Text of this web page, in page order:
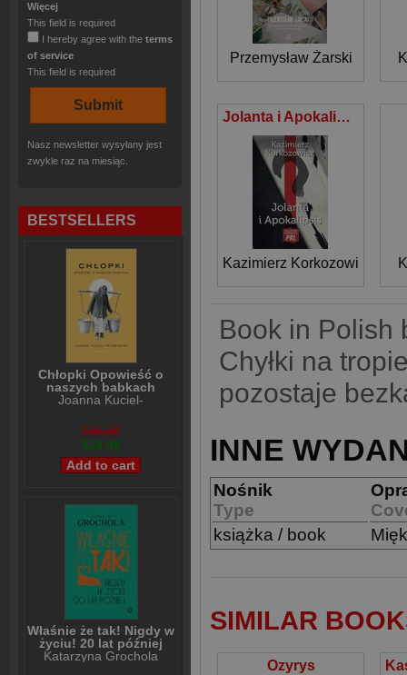
Więcej
This field is required
I hereby agree with the terms
of service
This field is required
Nasz newsletter wysyłany jest
zwykle raz na miesiąc.
BESTSELLERS
Chłopki Opowieść o
naszych babkach
Joanna Kuciel-
$36,38
$28,98
Właśnie że tak! Nigdy w
życiu! 20 lat później
Katarzyna Grochola
Przemysław Żarski
Jolanta i Apokalipsis
Kazimierz Korkozowicz
Book in Polish
Chyłki na
pozostaje
INNE
Nośnik
Type
książka / book
SIMILAR
Ozyrys